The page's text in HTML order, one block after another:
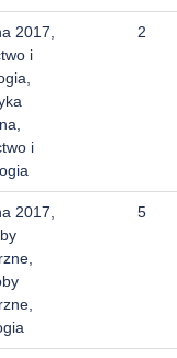
2017,
i
i
2
2017,
5